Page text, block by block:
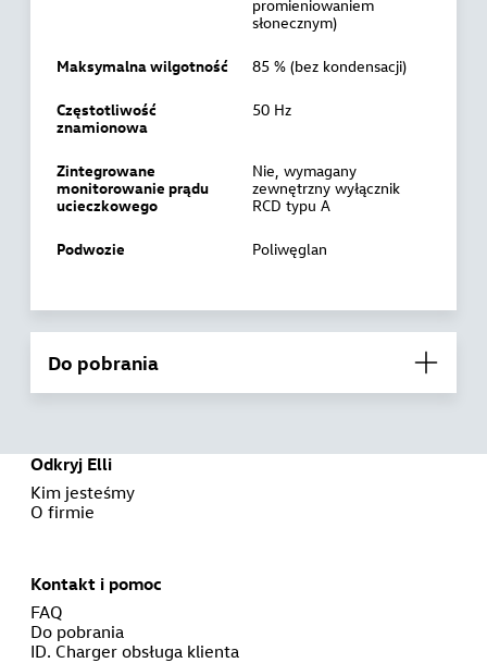
promieniowaniem
słonecznym)
Maksymalna wilgotność 85 % (bez kondensacji)
Częstotliwość
znamionowa
50 Hz
Zintegrowane
monitorowanie prądu
ucieczkowego
Nie, wymagany
zewnętrzny wyłącznik
RCD typu A
Podwozie Poliwęglan
Do pobrania
Odkryj Elli
Kim jesteśmy
O firmie
Kontakt i pomoc
FAQ
Do pobrania
ID. Charger obsługa klienta